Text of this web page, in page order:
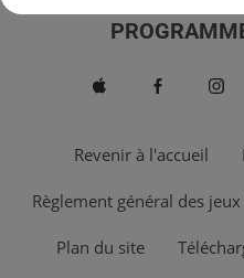
Revenir à l'accueil
Règlement général des jeux
Plan du site